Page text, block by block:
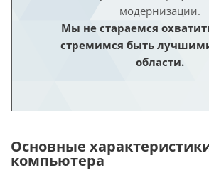
модернизации.
Мы не стараемся
стремимся быть
области.
Основные
компьютера